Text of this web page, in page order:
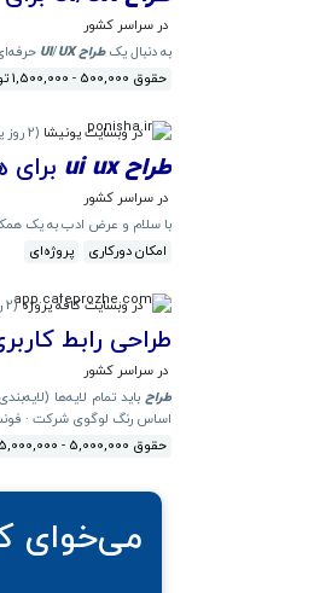
در سراسر کشور
به دنبال یکطراح UI/UX
حقوق 500,000 - 1,500,000 تومان
در وبسایت پونیشا (2 روز پیش
طراح ui ux
در سراسر کشور
با سلام و عرض ادب به یک
امکان دورکاری
پروژه‌ای
در وبسایت کافه پروژه (2 روز پیش
طراحی رابط
در سراسر کشور
طراح
اساس رنگ لوگوی شرکت ·
حقوق 5,000,000 - 15,000,000 تومان
می‌خوای